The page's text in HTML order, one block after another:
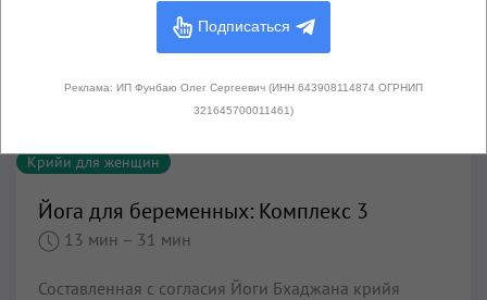
Крийи для женщин
Йога для беременных: Комплекс 3
13 мин – 31 мин
Составленная с согласия Йоги Бхаджана крийя
Подписаться
Реклама: ИП Фунбаю Олег Сергеевич (ИНН 643908114874 ОГРНИП
321645700011461)